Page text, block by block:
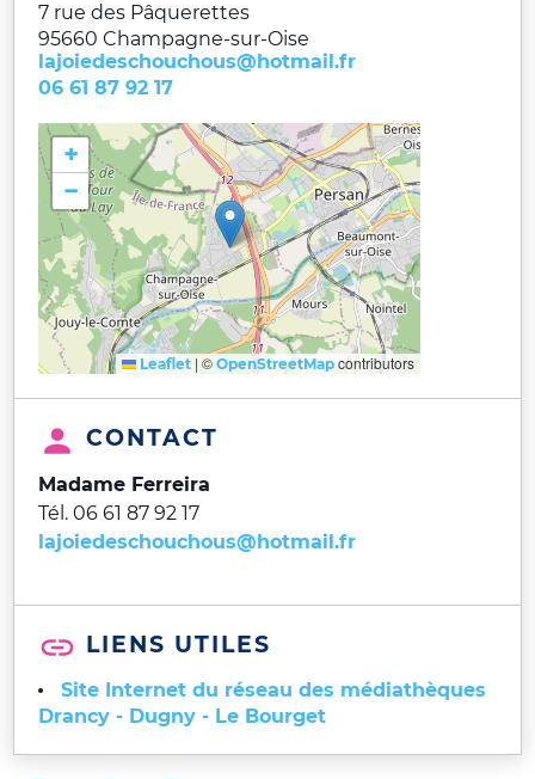
7 rue des Pâquerettes
95660 Champagne-sur-Oise
lajoiedeschouchous@hotmail.fr
06 61 87 92 17
+
−
Leaflet | ©OpenStreetMap contributors
CONTACT
Madame Ferreira
Tél. 06 61 87 92 17
lajoiedeschouchous@hotmail.fr
LIENS UTILES
Site Internet du réseau des médiathèques
Drancy - Dugny - Le Bourget